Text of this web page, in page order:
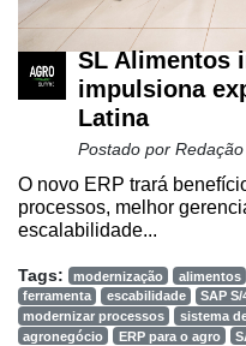
SL Alimentos
impulsiona
Latina
Postado por Redação
O novo ERP trará
processos, melhor
escalabilidade...
Tags: modernização alimentos
ferramenta
escabilidade SAP
modernizar processos
sistema
agronegócio
ERP para o agro